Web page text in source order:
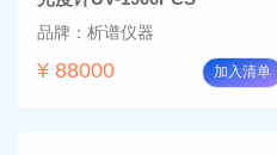
品牌：析谱仪器
¥ 88000 加入清单